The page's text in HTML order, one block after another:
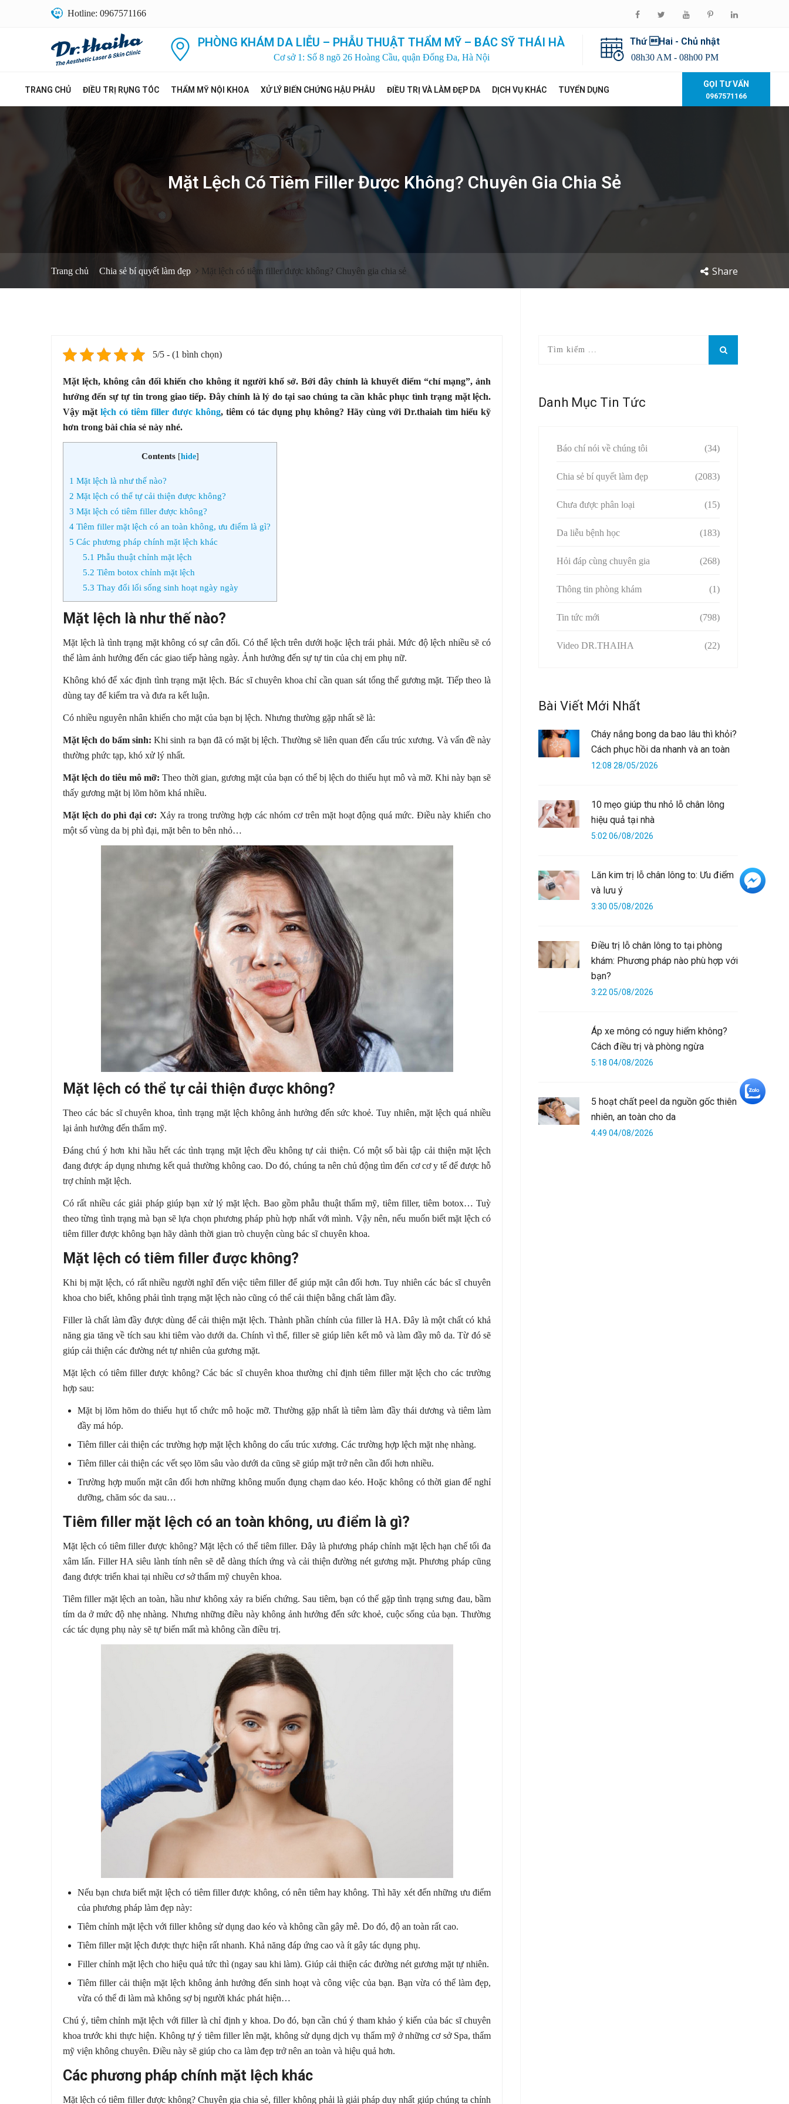
Hotline: 0967571166
PHÒNG KHÁM DA LIỄU – PHẪU THUẬT THẨM MỸ – BÁC SỸ THÁI HÀ
Cơ sở 1: Số 8 ngõ 26 Hoàng Cầu, quận Đống Đa, Hà Nội
Thứ Hai - Chủ nhật
08h30 AM - 08h00 PM
TRANG CHỦ ĐIỀU TRỊ RỤNG TÓC THẨM MỸ NỘI KHOA XỬ LÝ BIẾN CHỨNG HẬU PHẪU ĐIỀU TRỊ VÀ LÀM ĐẸP DA DỊCH VỤ KHÁC TUYỂN DỤNG
GỌI TƯ VẤN
0967571166
Mặt Lệch Có Tiêm Filler Được Không? Chuyên Gia Chia Sẻ
Trang chủ Chia sẻ bí quyết làm đẹp Mặt lệch có tiêm filler được không? Chuyên gia chia sẻ Share
5/5 - (1 bình chọn)
Mặt lệch, không cân đối khiến cho không ít người khổ sở. Bởi đây chính là khuyết điểm “chí mạng”, ảnh
hưởng đến sự tự tin trong giao tiếp. Đây chính là lý do tại sao chúng ta cần khắc phục tình trạng mặt lệch.
Vậy mặt lệch có tiêm filler được không, tiêm có tác dụng phụ không? Hãy cùng với Dr.thaiah tìm hiểu kỹ
hơn trong bài chia sẻ này nhé.
Contents [hide]
1 Mặt lệch là như thế nào?
2 Mặt lệch có thể tự cải thiện được không?
3 Mặt lệch có tiêm filler được không?
4 Tiêm filler mặt lệch có an toàn không, ưu điểm là gì?
5 Các phương pháp chính mặt lệch khác
5.1 Phẫu thuật chỉnh mặt lệch
5.2 Tiêm botox chỉnh mặt lệch
5.3 Thay đổi lối sống sinh hoạt ngày ngày
Mặt lệch là như thế nào?
Mặt lệch là tình trạng mặt không có sự cân đối. Có thể lệch trên dưới hoặc lệch trái phải. Mức độ lệch nhiều sẽ có
thể làm ảnh hưởng đến các giao tiếp hàng ngày. Ảnh hưởng đến sự tự tin của chị em phụ nữ.
Không khó để xác định tình trạng mặt lệch. Bác sĩ chuyên khoa chỉ cần quan sát tổng thể gương mặt. Tiếp theo là
dùng tay để kiểm tra và đưa ra kết luận.
Có nhiều nguyên nhân khiến cho mặt của bạn bị lệch. Nhưng thường gặp nhất sẽ là:
Mặt lệch do bẩm sinh: Khi sinh ra bạn đã có mặt bị lệch. Thường sẽ liên quan đến cấu trúc xương. Và vấn đề này
thường phức tạp, khó xử lý nhất.
Mặt lệch do tiêu mô mỡ: Theo thời gian, gương mặt của bạn có thể bị lệch do thiếu hụt mô và mỡ. Khi này bạn sẽ
thấy gương mặt bị lõm hõm khá nhiều.
Mặt lệch do phì đại cơ: Xảy ra trong trường hợp các nhóm cơ trên mặt hoạt động quá mức. Điều này khiến cho
một số vùng da bị phì đại, mặt bên to bên nhỏ…
Mặt lệch có thể tự cải thiện được không?
Theo các bác sĩ chuyên khoa, tình trạng mặt lệch không ảnh hưởng đến sức khoẻ. Tuy nhiên, mặt lệch quá nhiều
lại ảnh hưởng đến thẩm mỹ.
Đáng chú ý hơn khi hầu hết các tình trạng mặt lệch đều không tự cải thiện. Có một số bài tập cải thiện mặt lệch
đang được áp dụng nhưng kết quả thường không cao. Do đó, chúng ta nên chủ động tìm đến cơ cơ y tế để được hỗ
trợ chỉnh mặt lệch.
Có rất nhiều các giải pháp giúp bạn xử lý mặt lệch. Bao gồm phẫu thuật thẩm mỹ, tiêm filler, tiêm botox… Tuỳ
theo từng tình trạng mà bạn sẽ lựa chọn phương pháp phù hợp nhất với mình. Vậy nên, nếu muốn biết mặt lệch có
tiêm filler được không bạn hãy dành thời gian trò chuyện cùng bác sĩ chuyên khoa.
Mặt lệch có tiêm filler được không?
Khi bị mặt lệch, có rất nhiều người nghĩ đến việc tiêm filler để giúp mặt cân đối hơn. Tuy nhiên các bác sĩ chuyên
khoa cho biết, không phải tình trạng mặt lệch nào cũng có thể cải thiện bằng chất làm đầy.
Filler là chất làm đầy được dùng để cải thiện mặt lệch. Thành phần chính của filler là HA. Đây là một chất có khả
năng gia tăng về tích sau khi tiêm vào dưới da. Chính vì thế, filler sẽ giúp liên kết mô và làm đầy mô da. Từ đó sẽ
giúp cải thiện các đường nét tự nhiên của gương mặt.
Mặt lệch có tiêm filler được không? Các bác sĩ chuyên khoa thường chỉ định tiêm filler mặt lệch cho các trường
hợp sau:
Mặt bị lõm hõm do thiếu hụt tổ chức mô hoặc mỡ. Thường gặp nhất là tiêm làm đầy thái dương và tiêm làm
đầy má hóp.
Tiêm filler cải thiện các trường hợp mặt lệch không do cấu trúc xương. Các trường hợp lệch mặt nhẹ nhàng.
Tiêm filler cải thiện các vết sẹo lõm sâu vào dưới da cũng sẽ giúp mặt trở nên cần đối hơn nhiều.
Trường hợp muốn mặt cân đối hơn những không muốn đụng chạm dao kéo. Hoặc không có thời gian để nghỉ
dưỡng, chăm sóc da sau…
Tiêm filler mặt lệch có an toàn không, ưu điểm là gì?
Mặt lệch có tiêm filler được không? Mặt lệch có thể tiêm filler. Đây là phương pháp chỉnh mặt lệch hạn chế tối đa
xâm lấn. Filler HA siêu lành tính nên sẽ dễ dàng thích ứng và cải thiện đường nét gương mặt. Phương pháp cũng
đang được triển khai tại nhiều cơ sở thẩm mỹ chuyên khoa.
Tiêm filler mặt lệch an toàn, hầu như không xảy ra biến chứng. Sau tiêm, bạn có thể gặp tình trạng sưng đau, bầm
tím da ở mức độ nhẹ nhàng. Nhưng những điều này không ảnh hưởng đến sức khoẻ, cuộc sống của bạn. Thường
các tác dụng phụ này sẽ tự biến mất mà không cần điều trị.
Nếu bạn chưa biết mặt lệch có tiêm filler được không, có nên tiêm hay không. Thì hãy xét đến những ưu điểm
của phương pháp làm đẹp này:
Tiêm chỉnh mặt lệch với filler không sử dụng dao kéo và không cần gây mê. Do đó, độ an toàn rất cao.
Tiêm filler mặt lệch được thực hiện rất nhanh. Khả năng đáp ứng cao và ít gây tác dụng phụ.
Filler chỉnh mặt lệch cho hiệu quả tức thì (ngay sau khi làm). Giúp cải thiện các đường nét gương mặt tự nhiên.
Tiêm filler cải thiện mặt lệch không ảnh hưởng đến sinh hoạt và công việc của bạn. Bạn vừa có thể làm đẹp,
vừa có thể đi làm mà không sợ bị người khác phát hiện…
Chú ý, tiêm chỉnh mặt lệch với filler là chỉ định y khoa. Do đó, bạn cần chú ý tham khảo ý kiến của bác sĩ chuyên
khoa trước khi thực hiện. Không tự ý tiêm filler lên mặt, không sử dụng dịch vụ thẩm mỹ ở những cơ sở Spa, thẩm
mỹ viện không chuyên. Điều này sẽ giúp cho ca làm đẹp trở nên an toàn và hiệu quả hơn.
Các phương pháp chính mặt lệch khác
Mặt lệch có tiêm filler được không? Chuyên gia chia sẻ, filler không phải là giải pháp duy nhất giúp chúng ta chỉnh
Danh Mục Tin Tức
Báo chí nói về chúng tôi (34)
Chia sẻ bí quyết làm đẹp (2083)
Chưa được phân loại (15)
Da liễu bệnh học (183)
Hỏi đáp cùng chuyên gia (268)
Thông tin phòng khám (1)
Tin tức mới (798)
Video DR.THAIHA (22)
Bài Viết Mới Nhất
Cháy nắng bong da bao lâu thì khỏi?
Cách phục hồi da nhanh và an toàn
12:08 28/05/2026
10 mẹo giúp thu nhỏ lỗ chân lông
hiệu quả tại nhà
5:02 06/08/2026
Lăn kim trị lỗ chân lông to: Ưu điểm
và lưu ý
3:30 05/08/2026
Điều trị lỗ chân lông to tại phòng
khám: Phương pháp nào phù hợp với
bạn?
3:22 05/08/2026
Áp xe mông có nguy hiểm không?
Cách điều trị và phòng ngừa
5:18 04/08/2026
5 hoạt chất peel da nguồn gốc thiên
nhiên, an toàn cho da
4:49 04/08/2026
+3
+5